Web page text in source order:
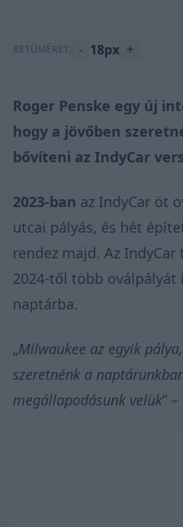
BETŰMÉRET: - 18px +
Roger Penske egy új
hogy a jövőben
bővíteni az IndyCar
2023-ban az IndyCar öt
utcai pályás, és hét
rendez majd. Az
2024-től több oválpályát
naptárba.
„Milwaukee az egyik
szeretnénk a
megállapodásunk velük” –